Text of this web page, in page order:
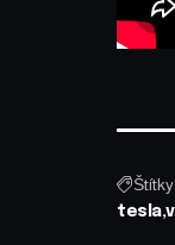
Štítky:
tesla